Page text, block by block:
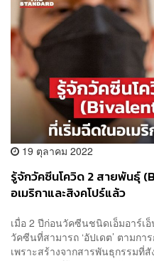
19 ตุลาคม 2022
รู้จักวัคซีนโควิด 2 สายพันธุ์
อเมริกาและสิงคโปร์แล้ว
เมื่อ 2 ปีก่อนวัคซีนชนิดเอ็มอาร์เอ็
วัคซีนที่สามารถ ‘อัปเดต’ ตามก
เพราะสร้างจากสารพันธุกรรมที่